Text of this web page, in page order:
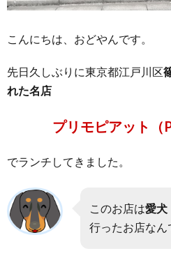
こんにちは、おどやんです。
先日久しぶりに東京都江戸川区
れた名店
プリモピアット（
でランチしてきました。
このお店は愛犬
行ったお店なん